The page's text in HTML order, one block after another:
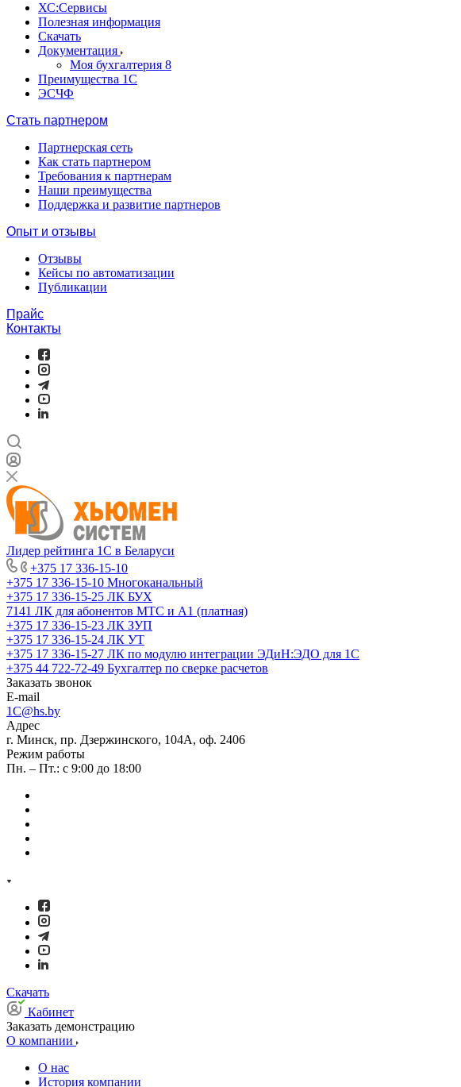
ХС:Сервисы
Полезная информация
Скачать
Документация
Моя бухгалтерия 8
Преимущества 1С
ЭСЧФ
Стать партнером
Партнерская сеть
Как стать партнером
Требования к партнерам
Наши преимущества
Поддержка и развитие партнеров
Опыт и отзывы
Отзывы
Кейсы по автоматизации
Публикации
Прайс
Контакты
Лидер рейтинга 1С в Беларуси
+375 17 336-15-10
+375 17 336-15-10 Многоканальный
+375 17 336-15-25 ЛК БУХ
7141 ЛК для абонентов МТС и А1 (платная)
+375 17 336-15-23 ЛК ЗУП
+375 17 336-15-24 ЛК УТ
+375 17 336-15-27 ЛК по модулю интеграции ЭДиН:ЭДО для 1С
+375 44 722-72-49 Бухгалтер по сверке расчетов
Заказать звонок
E-mail
1C@hs.by
Адрес
г. Минск, пр. Дзержинского, 104А, оф. 2406
Режим работы
Пн. – Пт.: с 9:00 до 18:00
Скачать
Кабинет
Заказать демонстрацию
О компании
О нас
История компании